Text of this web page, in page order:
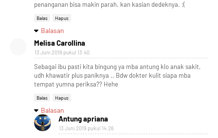
penanganan bisa makin parah. kan kasian dedeknya. :(
Balas Hapus
Balasan
Melisa Carollina
13 Juni 2019 pukul 13.40
Sebagai ibu pasti kita bingung ya mba antung klo anak sakit,
udh khawatir plus paniknya .. Bdw dokter kulit siapa mba
tempat yumna periksa?? Hehe
Balas Hapus
Balasan
Antung apriana
13 Juni 2019 pukul 14.26